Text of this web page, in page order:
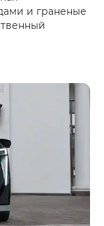
и граненые